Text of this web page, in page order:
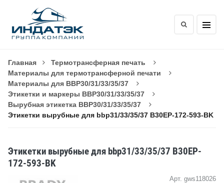
Главная
Термотрансферная печать
Материалы для термотрансферной печати
Материалы для BBP30/31/33/35/37
Этикетки и маркеры BBP30/31/33/35/37
Вырубная этикетка BBP30/31/33/35/37
Этикетки вырубные для bbp31/33/35/37 B30EP-172-593-BK
Этикетки вырубные для bbp31/33/35/37 B30EP-
172-593-BK
Арт. gws118026